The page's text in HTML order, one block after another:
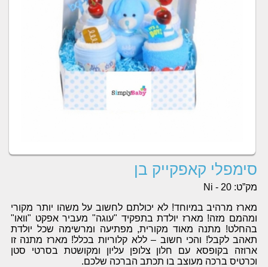
סימפלי קאפקייק בן
מק”ט: Ni - 20
מארז מרהיב במיוחד! לא יכולתם לחשוב על משהו יותר מקורי
ומהמם מזה! מארז יולדת בתפקיד "עוגה" מעביר אפקט "וואו"
בהחלט! מתנה מאוד מקורית, מפתיעה ומרשימה שכל יולדת
תאהב לקבל! והכי חשוב – ללא קלוריות בכלל! מארז מתנה זו
ארוזה בקופסא עם חלון צלופן עליון ומקושטת בסרטי סטן
וכרטיס ברכה מעוצב בו תכתב הברכה שלכם.